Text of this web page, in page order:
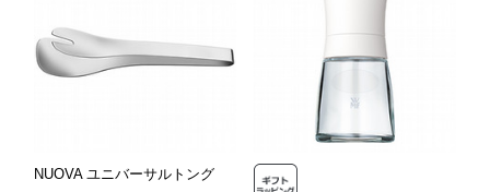
NUOVA ユニバーサルトング